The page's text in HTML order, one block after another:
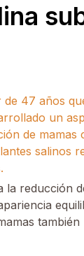
47 años
un
de mamas
salinos
la reducción